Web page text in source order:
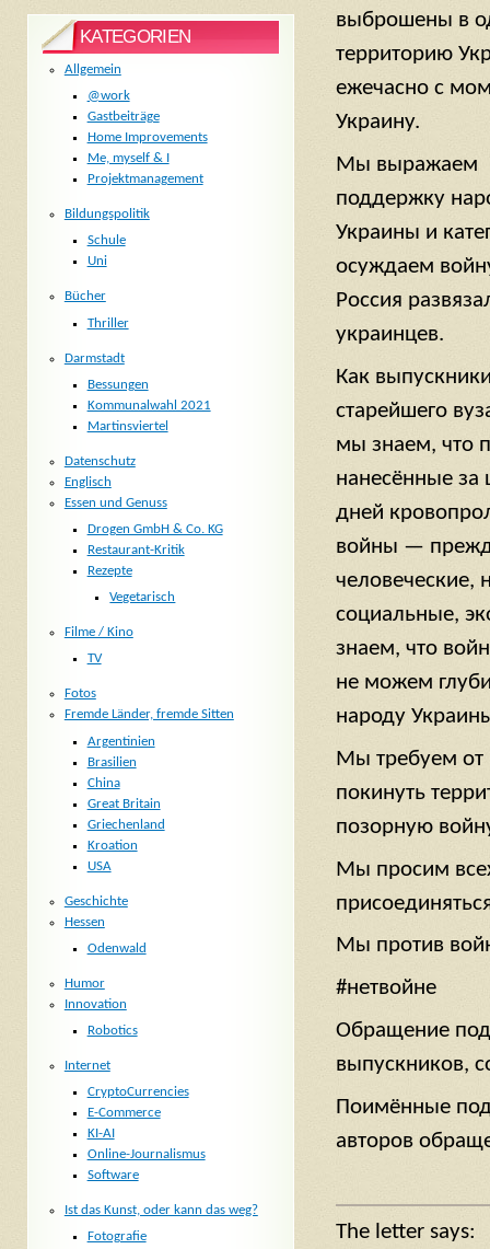
выброшены в
территорию
ежечасно с
Украину.
Мы выражаем
поддержку
Украины и
осуждаем
Россия
украинцев.
Как
старейшего
мы знаем, что
нанесённые за
дней
войны —
человеческие,
социальные,
знаем, что
не можем
народу
Мы требуем от
покинуть
позорную
Мы просим
Мы против
#нетвойне
Обращение
выпускников,
Поимённые
авторов
The letter says:
KATEGORIEN
Allgemein
@work
Gastbeiträge
Home Improvements
Me, myself & I
Projektmanagement
Bildungspolitik
Schule
Uni
Bücher
Thriller
Darmstadt
Bessungen
Kommunalwahl 2021
Martinsviertel
Datenschutz
Englisch
Essen und Genuss
Drogen GmbH & Co. KG
Restaurant-Kritik
Rezepte
Vegetarisch
Filme / Kino
TV
Fotos
Fremde Länder, fremde Sitten
Argentinien
Brasilien
China
Great Britain
Griechenland
Kroation
USA
Geschichte
Hessen
Odenwald
Humor
Innovation
Robotics
Internet
CryptoCurrencies
E-Commerce
KI-AI
Online-Journalismus
Software
Ist das Kunst, oder kann das weg?
Fotografie